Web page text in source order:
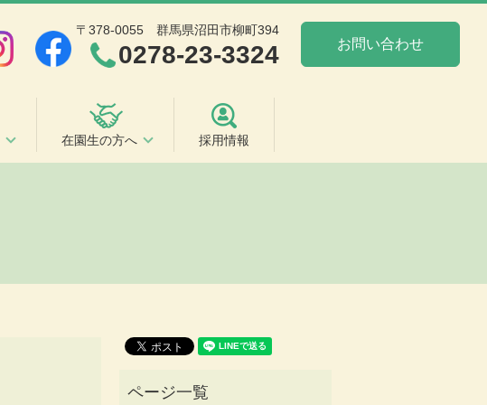
〒378-0055 群馬県沼田市柳町394
0278-23-3324 お問い合わせ
在園生の方へ 採用情報